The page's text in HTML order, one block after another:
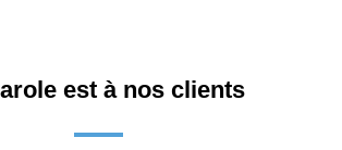
est à nos clients